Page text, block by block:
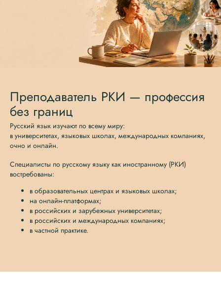
Преподаватель РКИ — профессия
без границ
Русский язык изучают по всему миру:
в университетах, языковых школах, международных компаниях,
очно и онлайн.
Специалисты по русскому языку как иностранному (РКИ)
востребованы:
в образовательных центрах и языковых школах;
на онлайн-платформах;
в российских и зарубежных университетах;
в российских и международных компаниях;
в частной практике.